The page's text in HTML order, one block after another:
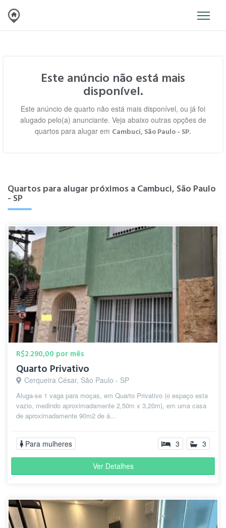
Este anúncio não está mais
disponível.
Este anúncio de quarto não está mais disponível, ou já foi
alugado pelo(a) anunciante. Veja abaixo outras opções de
quartos para alugar em Cambuci, São Paulo - SP.
Quartos para alugar próximos a Cambuci, São Paulo
- SP
R$2.290,00 por mês
Quarto Privativo
Cerqueira César, São Paulo - SP
Aluga-se 1 vaga para moças, em Quarto Privativo (o espaço esta
vazio, medindo aproximadamente 2,50m x 3,20m), em uma casa
de aproximadamente 90m2 de á...
Para mulheres 3 3
Ver Detalhes